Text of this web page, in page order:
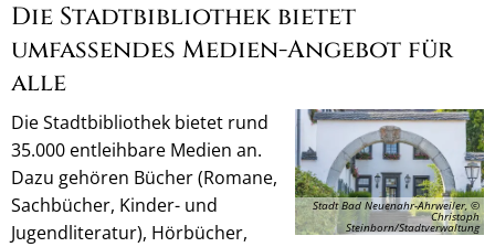
Die Stadtbibliothek bietet
umfassendes Medien-Angebot für
alle
Stadt Bad Neuenahr-Ahrweiler, ©
Christoph
Steinborn/Stadtverwaltung
Die Stadtbibliothek bietet rund
35.000 entleihbare Medien an.
Dazu gehören Bücher (Romane,
Sachbücher, Kinder- und
Jugendliteratur), Hörbücher,